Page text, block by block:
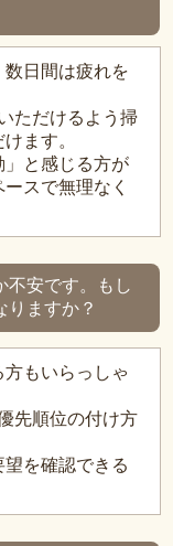
日間は疲れを
ただけるよう掃
ます。
」と感じる方が
スで無理なく
不安です。もし
りますか？
もいらっしゃ
先順位の付け方
を確認できる